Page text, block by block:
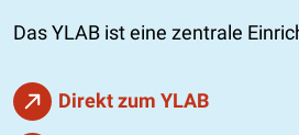
Das YLAB ist eine zentrale
Direkt zum YLAB